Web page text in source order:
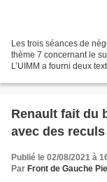
Les trois séances de
thème 7 concernant le
L’UIMM a fourni deux
Renault fait du
avec des
Publié le 02/08/2021 à
Par Front de Gauche